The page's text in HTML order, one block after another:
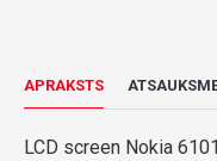
APRAKSTS
LCD screen Nokia